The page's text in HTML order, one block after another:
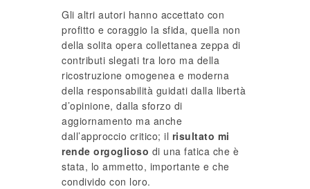
Gli altri autori hanno accettato con
profitto e coraggio la sfida, quella non
della solita opera collettanea zeppa di
contributi slegati tra loro ma della
ricostruzione omogenea e moderna
della responsabilità guidati dalla libertà
d’opinione, dalla sforzo di
aggiornamento ma anche
dall’approccio critico; il risultato mi
rende orgoglioso di una fatica che è
stata, lo ammetto, importante e che
condivido con loro.